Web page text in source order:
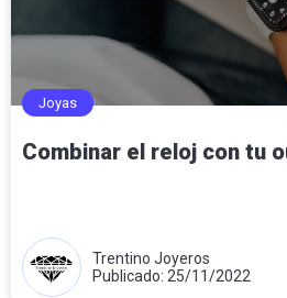
Joyas
Combinar el reloj con tu
Trentino Joyeros
Publicado: 25/11/2022